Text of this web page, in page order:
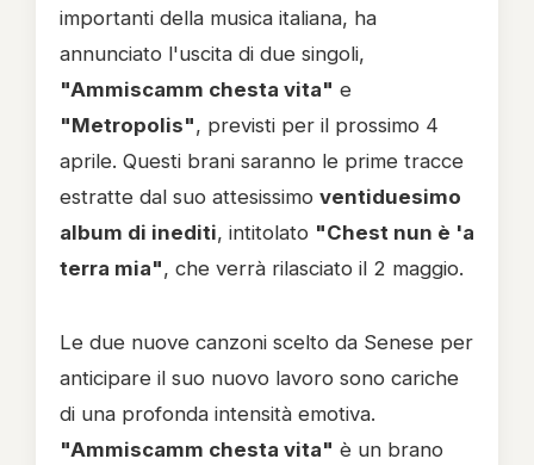
importanti della musica italiana, ha
annunciato l'uscita di due singoli,
"Ammiscamm chesta vita" e
"Metropolis", previsti per il prossimo 4
aprile. Questi brani saranno le prime tracce
estratte dal suo attesissimo ventiduesimo
album di inediti, intitolato "Chest nun è 'a
terra mia", che verrà rilasciato il 2 maggio.
Le due nuove canzoni scelto da Senese per
anticipare il suo nuovo lavoro sono cariche
di una profonda intensità emotiva.
"Ammiscamm chesta vita" è un brano